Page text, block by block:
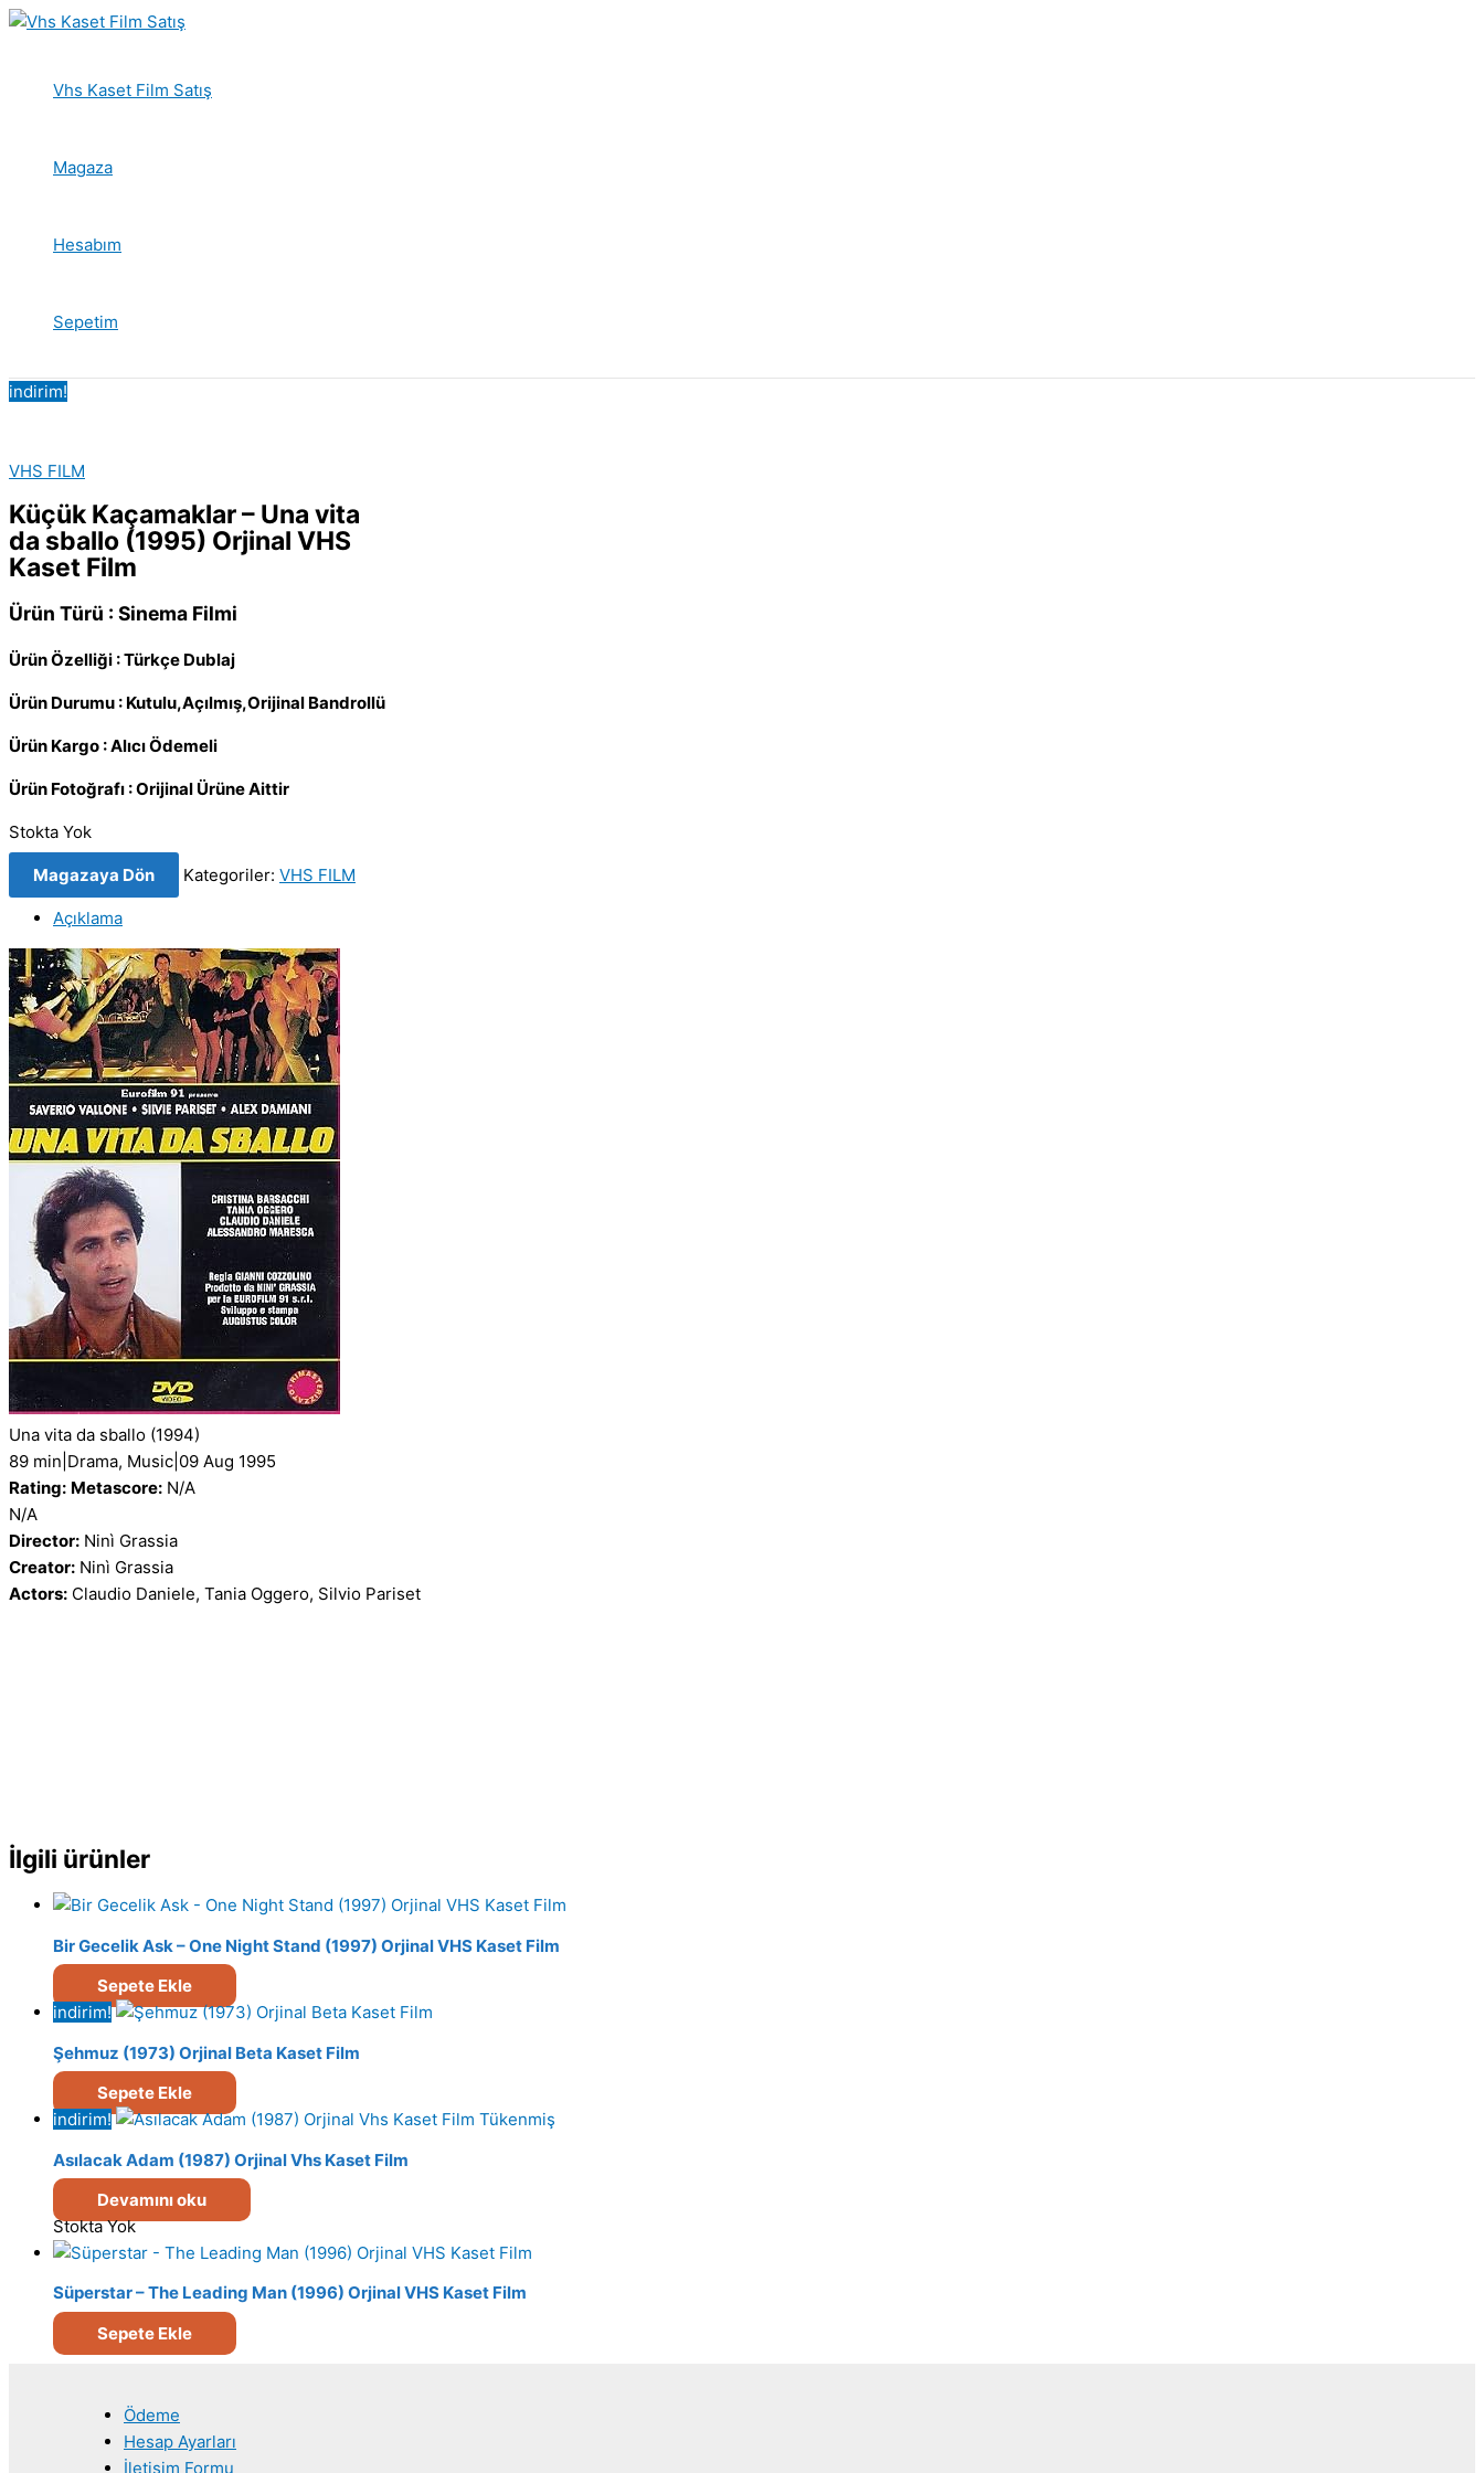
İçeriğe
Vhs Kaset Film Satış
Magaza
Hesabım
Sepetim
indirim!
VHS FILM
Küçük Kaçamaklar – Una vita
da sballo (1995) Orjinal VHS
Kaset Film
Ürün Türü : Sinema Filmi
Ürün Özelliği : Türkçe Dublaj
Ürün Durumu : Kutulu,Açılmış,Orijinal Bandrollü
Ürün Kargo : Alıcı Ödemeli
Ürün Fotoğrafı : Orijinal Ürüne Aittir
Stokta Yok
Magazaya Dön Kategoriler: VHS FILM
Açıklama
Una vita da sballo (1994)
89 min Drama, Music 09 Aug 1995
Rating: Metascore: N/A
N/A
Director: Ninì Grassia
Creator: Ninì Grassia
Actors: Claudio Daniele, Tania Oggero, Silvio Pariset
İlgili ürünler
Bir Gecelik Ask – One Night Stand (1997) Orjinal VHS Kaset Film
Sepete Ekle
indirim!
Şehmuz (1973) Orjinal Beta Kaset Film
Sepete Ekle
indirim!
Tükenmiş
Asılacak Adam (1987) Orjinal Vhs Kaset Film
Devamını oku
Stokta Yok
Süperstar – The Leading Man (1996) Orjinal VHS Kaset Film
Sepete Ekle
Ödeme
Hesap Ayarları
İletişim Formu